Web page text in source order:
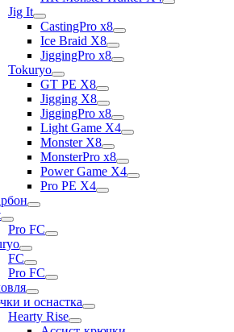
Jig It
CastingPro x8
Ice Braid X8
JiggingPro x8
Tokuryo
GT PE X8
Jigging X8
JiggingPro x8
Light Game X4
Monster X8
MonsterPro x8
Power Game X4
Pro PE X4
Pro FC
FC
Pro FC
и оснастка
Hearty Rise